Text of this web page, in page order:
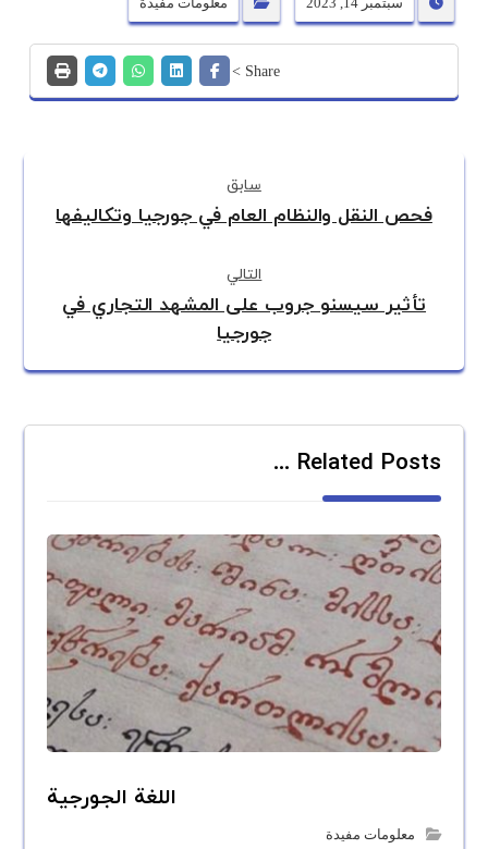
سابق
فحص النقل والنظام العام في جورجيا وتكاليفها
التالي
تأثير سيسنو جروب على المشهد التجاري في
جورجيا
Related Posts ...
اللغة الجورجية
معلومات مفيدة